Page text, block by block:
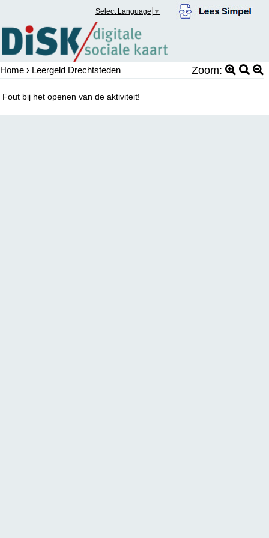
Select Language ▼
Home › Leergeld Drechtsteden Zoom:
Fout bij het openen van de aktiviteit!